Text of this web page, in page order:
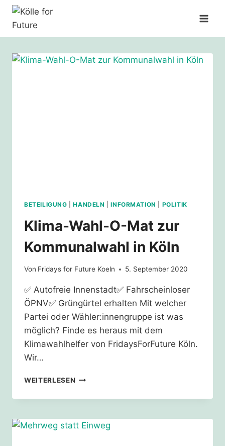
Zum
Inhalt
BETEILIGUNG |HANDELN |INFORMATION POLITIK
Klima-Wahl-O-Mat zur
Kommunalwahl in Köln
Von Fridays for Future Koeln 5. September 2020
✅ Autofreie Innenstadt✅ Fahrscheinloser
ÖPNV✅ Grüngürtel erhalten Mit welcher
Partei oder Wähler:innengruppe ist was
möglich? Finde es heraus mit dem
Klimawahlhelfer von FridaysForFuture Köln.
Wir…
WEITERLESEN KLIMA-
O-
ZUR
KOMMUNALWAHL